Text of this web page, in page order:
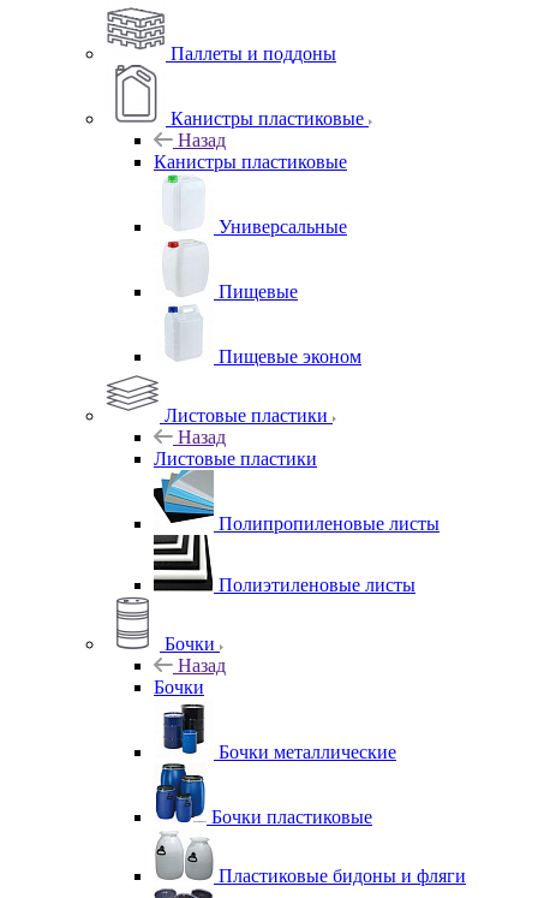
Паллеты и поддоны
Канистры пластиковые
Назад
Канистры пластиковые
Универсальные
Пищевые
Пищевые эконом
Листовые пластики
Назад
Листовые пластики
Полипропиленовые листы
Полиэтиленовые листы
Бочки
Назад
Бочки
Бочки металлические
Бочки пластиковые
Пластиковые бидоны и фляги